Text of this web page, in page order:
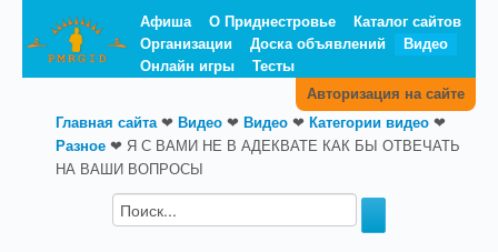
Афиша О Приднестровье
Каталог сайтов
Организации
Доска объявлений
Видео
Онлайн игры
Тесты
Авторизация на сайте
Главная сайта❤ Видео ❤ Видео ❤ Категории видео ❤
Разное ❤ Я С ВАМИ НЕ В АДЕКВАТЕ КАК БЫ ОТВЕЧАТЬ
НА ВАШИ ВОПРОСЫ